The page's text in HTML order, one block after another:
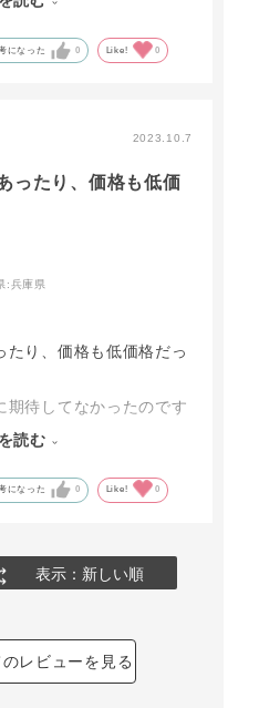
があった方がよいと思
になった 0 Like! 0
2023.10.7
ったり、価格も低価
:兵庫県
たり、価格も低価格だっ
期待してなかったのです
いました。
読む
になった 0 Like! 0
表示：新しい順
レビューを見る